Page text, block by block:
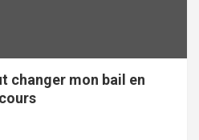
changer mon bail en